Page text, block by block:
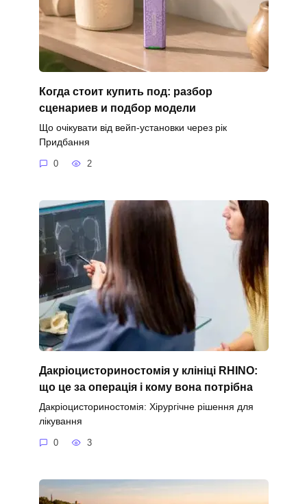
Когда стоит купить под: разбор
сценариев и подбор модели
Що очікувати від вейп-установки через рік
Придбання
0 2
Дакріоцисториностомія у клініці RHINO:
що це за операція і кому вона потрібна
Дакріоцисториностомія: Хірургічне рішення для
лікування
0 3